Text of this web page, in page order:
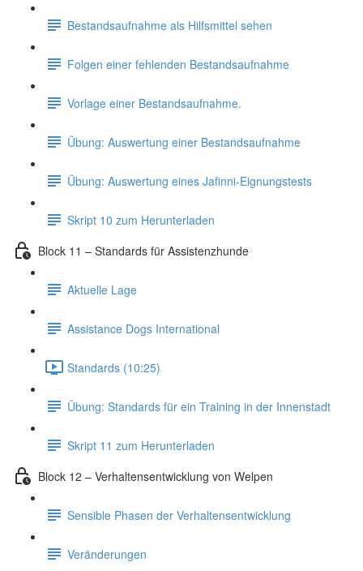
Bestandsaufnahme als Hilfsmittel sehen
Folgen einer fehlenden Bestandsaufnahme
Vorlage einer Bestandsaufnahme.
Übung: Auswertung einer Bestandsaufnahme
Übung: Auswertung eines Jafinni-Eignungstests
Skript 10 zum Herunterladen
Block 11 – Standards für Assistenzhunde
Aktuelle Lage
Assistance Dogs International
Standards (10:25)
Übung: Standards für ein Training in der Innenstadt
Skript 11 zum Herunterladen
Block 12 – Verhaltensentwicklung von Welpen
Sensible Phasen der Verhaltensentwicklung
Veränderungen